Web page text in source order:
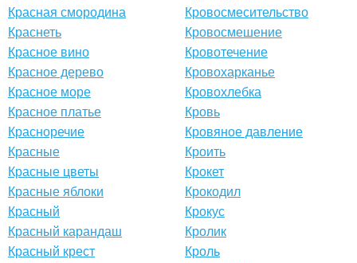
Красная смородина
Краснеть
Красное вино
Красное дерево
Красное море
Красное платье
Красноречие
Красные
Красные цветы
Красные яблоки
Красный
Красный карандаш
Красный крест
Кровосмесительство
Кровосмешение
Кровотечение
Кровохарканье
Кровохлебка
Кровь
Кровяное давление
Кроить
Крокет
Крокодил
Крокус
Кролик
Кроль